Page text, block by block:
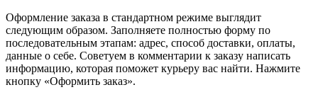
Оформление заказа в стандартном режиме выглядит
следующим образом. Заполняете полностью форму по
последовательным этапам: адрес, способ доставки, оплаты,
данные о себе. Советуем в комментарии к заказу написать
информацию, которая поможет курьеру вас найти. Нажмите
кнопку «Оформить заказ».